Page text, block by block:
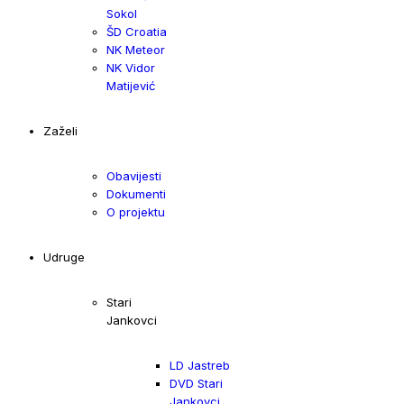
Sokol
ŠD Croatia
NK Meteor
NK Vidor
Matijević
Zaželi
Obavijesti
Dokumenti
O projektu
Udruge
Stari
Jankovci
LD Jastreb
DVD Stari